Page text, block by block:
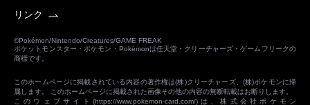
リンク
©Pokémon/Nintendo/Creatures/GAME FREAK
ポケットモンスター・ポケモン・Pokémonは任天堂・クリーチャーズ・ゲームフリークの
商標です。
このホームページに掲載されている内容の著作権は(株)クリーチャーズ、(株)ポケモンに帰
属します。 このホームページに掲載された画像その他の内容の無断転載はお断りします。
このウェブサイト(https://www.pokemon-card.com/)は、株式会社ポケモン